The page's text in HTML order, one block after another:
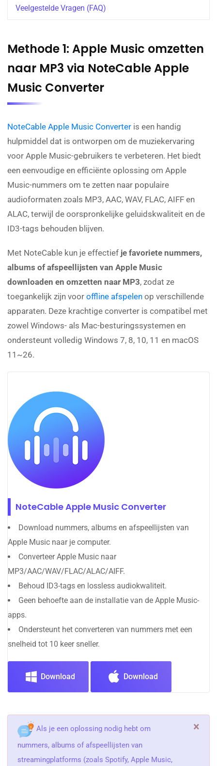
Veelgestelde Vragen (FAQ)
Methode 1: Apple Music omzetten
naar MP3 via NoteCable Apple
Music Converter
NoteCable Apple Music Converter is een handig
hulpmiddel dat is ontworpen om de muziekervaring
voor Apple Music-gebruikers te verbeteren. Het biedt
een eenvoudige en efficiënte oplossing om Apple
Music-nummers om te zetten naar populaire
audioformaten zoals MP3, AAC, WAV, FLAC, AIFF en
ALAC, terwijl de oorspronkelijke geluidskwaliteit en de
ID3-tags behouden blijven.
Met NoteCable kun je effectief je favoriete nummers,
albums of afspeellijsten van Apple Music
downloaden en omzetten naar MP3, zodat ze
toegankelijk zijn voor offline afspelen op verschillende
apparaten. Deze krachtige converter is compatibel met
zowel Windows- als Mac-besturingssystemen en
ondersteunt volledig Windows 7, 8, 10, 11 en macOS
11~26.
NoteCable Apple Music Converter
Download nummers, albums en afspeellijsten van
Apple Music naar je computer.
Converteer Apple Music naar
MP3/AAC/WAV/FLAC/ALAC/AIFF.
Behoud ID3-tags en lossless audiokwaliteit.
Geen behoefte aan de installatie van de Apple Music-
apps.
Ondersteunt het converteren van nummers met een
snelheid tot 10 keer sneller.
Download Download
Als je een oplossing nodig hebt om
nummers, albums of afspeellijsten van
streamingplatforms (zoals Spotify, Apple Music,
×